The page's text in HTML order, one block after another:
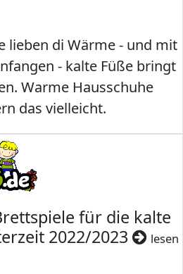
lieben di Wärme - und mit
- kalte Füße bringt
Warme Hausschuhe
das vielleicht.
für die kalte
2022/2023
lesen